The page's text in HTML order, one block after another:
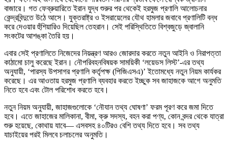
বাজারে। গত ফেব্রুয়ারিতে ইরান যুদ্ধ শুরুর পর থেকেই হরমুজ প্রণালি আলোচনার
কেন্দ্রবিন্দুতে উঠে আসে। যুক্তরাষ্ট্র ও ইসরায়েলের যৌথ হামলার জবাবে প্রণালিটি বন্ধ
করে দেওয়ার হুঁশিয়ারিও দিয়েছিল তেহরান। সেই পরিস্থিতিতে বিশ্বজুড়ে জ্বালানি
সংকটের আশঙ্কা তৈরি হয়।
এবার সেই প্রণালিতে নিজেদের নিয়ন্ত্রণ আরও জোরদার করতে নতুন আইনি ও নিরাপত্তা
কাঠামো চালু করেছে ইরান। নৌপরিবহনবিষয়ক সাময়িকী ‘লয়েডস লিস্ট’-এর তথ্য
অনুযায়ী, ‘পারস্য উপসাগর প্রণালি কর্তৃপক্ষ (পিজিএসএ)’ ইতোমধ্যে নতুন নিয়ম কার্যকর
করেছে। এর আওতায় হরমুজ প্রণালি ব্যবহার করতে ইচ্ছুক সব জাহাজকে আগে অনুমতি
নিতে হবে এবং টোল পরিশোধ করতে হবে।
নতুন নিয়ম অনুযায়ী, জাহাজগুলোকে ‘নৌযান তথ্য ঘোষণা’ ফরম পূরণ করে জমা দিতে
হবে। এতে জাহাজের মালিকানা, বীমা, ক্রু সদস্য, বহন করা পণ্য, কোন বন্দর থেকে যাত্রা
শুরু হয়েছে, কোথায় যাবে— এসবসহ ৪০টিরও বেশি তথ্য দিতে হবে। সব তথ্য
যাচাইয়ের পরই মিলবে চলাচলের অনুমতি।